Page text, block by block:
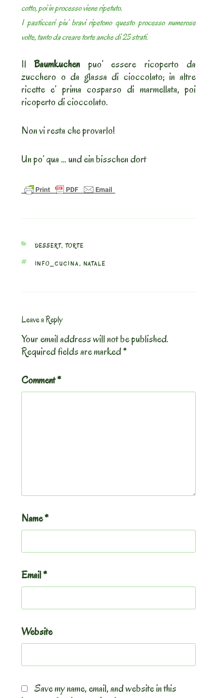
cotto, poi in processo viene ripetuto.
I pasticceri piu’ bravi ripetono questo processo numerose
volte, tanto da creare torte anche di 25 strati.
IlBaumkuchen puo’ essere ricoperto da
zucchero o da glassa di cioccolato; in altre
ricette e’ prima cosparso di marmellata, poi
ricoperto di cioccolato.
Non vi resta che provarlo!
Un po’ qua … und ein bisschen dort
CATEGORIES
DESSERT,TORTE
TAGS
INFO_CUCINA, NATALE
Leave a Reply
Your email address will not be published.
Required fields are marked*
Comment*
Name*
Email*
Website
Save my name, email, and website in this